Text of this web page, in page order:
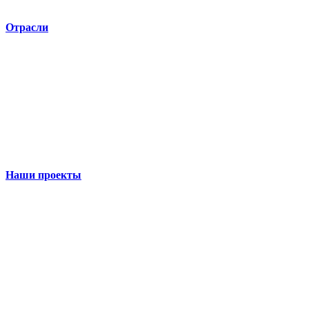
Отрасли
Наши проекты